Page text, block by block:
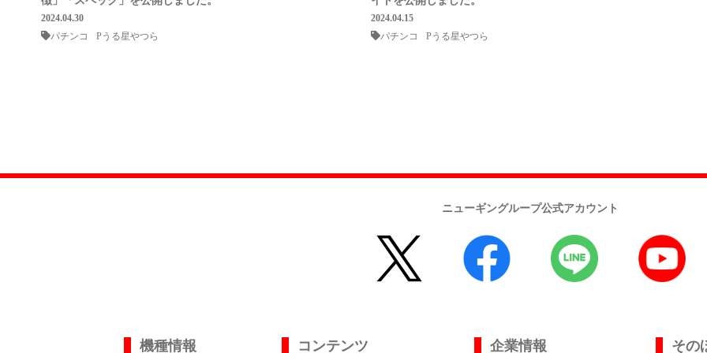
2024.04.30
パチンコ
Pうる星やつら
2024.04.15
パチンコ
Pうる星やつら
ニューギングループ公式アカウント
機種情報 コンテンツ 企業情報 その